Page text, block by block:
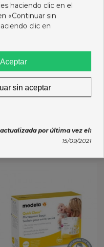
FLUOCARIL BI-FLUORE
2X125 ML
8,55 €
MISMA CATEGORÍA:
haciendo clic en el
«Continuar sin
clic en
Aceptar
sin aceptar
por última vez el:
15/09/2021